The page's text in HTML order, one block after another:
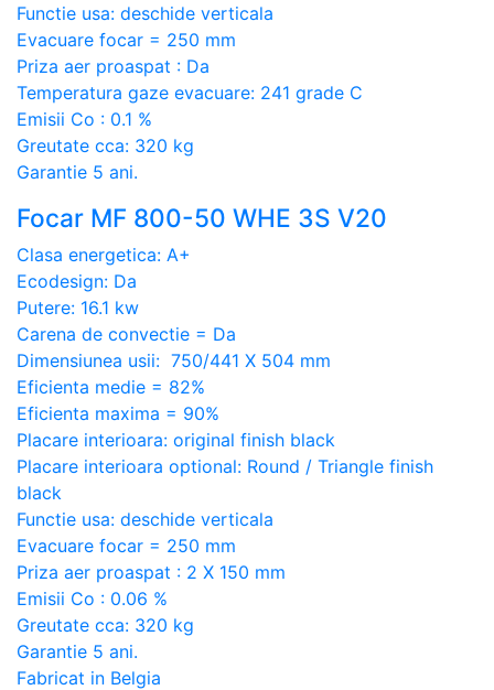
Functie usa: deschide verticala
Evacuare focar = 250 mm
Priza aer proaspat : Da
Temperatura gaze evacuare: 241 grade C
Emisii Co : 0.1 %
Greutate cca: 320 kg
Garantie 5 ani.
Focar MF 800-50 WHE 3S V20
Clasa energetica: A+
Ecodesign: Da
Putere: 16.1 kw
Carena de convectie = Da
Dimensiunea usii: 750/441 X 504 mm
Eficienta medie = 82%
Eficienta maxima = 90%
Placare interioara: original finish black
Placare interioara optional: Round / Triangle finish
black
Functie usa: deschide verticala
Evacuare focar = 250 mm
Priza aer proaspat : 2 X 150 mm
Emisii Co : 0.06 %
Greutate cca: 320 kg
Garantie 5 ani.
Fabricat in Belgia